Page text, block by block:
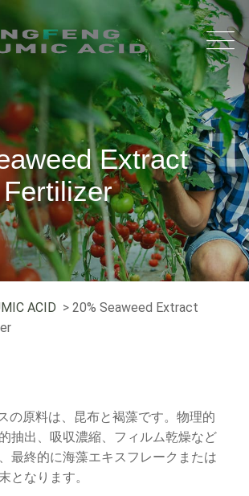
Extract
ACID > 20% Seaweed Extract
の原料は、昆布と褐藻です。物理的
抽出、吸収濃縮、フィルム乾燥など
最終的に海藻エキスフレークまたは
となります。